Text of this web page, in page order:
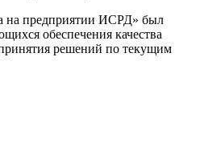
на предприятии ИСРД» был
обеспечения качества
решений по текущим